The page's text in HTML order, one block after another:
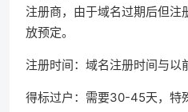
注册商，由于域名过期后但注
放预定。
注册时间：域名注册时间与以
得标过户：需要30-45天，特